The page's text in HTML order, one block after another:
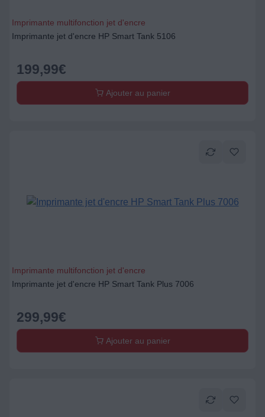
Imprimante multifonction jet d'encre
Imprimante jet d'encre HP Smart Tank 5106
199,99€
Ajouter au panier
Imprimante multifonction jet d'encre
Imprimante jet d'encre HP Smart Tank Plus 7006
299,99€
Ajouter au panier